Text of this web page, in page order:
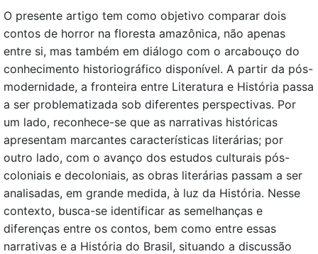
O presente artigo tem como objetivo comparar dois
contos de horror na floresta amazônica, não apenas
entre si, mas também em diálogo com o arcabouço do
conhecimento historiográfico disponível. A partir da pós-
modernidade, a fronteira entre Literatura e História passa
a ser problematizada sob diferentes perspectivas. Por
um lado, reconhece-se que as narrativas históricas
apresentam marcantes características literárias; por
outro lado, com o avanço dos estudos culturais pós-
coloniais e decoloniais, as obras literárias passam a ser
analisadas, em grande medida, à luz da História. Nesse
contexto, busca-se identificar as semelhanças e
diferenças entre os contos, bem como entre essas
narrativas e a História do Brasil, situando a discussão